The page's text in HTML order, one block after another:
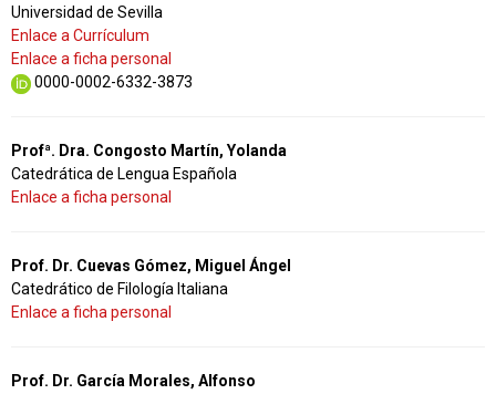
Universidad de Sevilla
Enlace a Currículum
Enlace a ficha personal
0000-0002-6332-3873
Profª. Dra. Congosto Martín, Yolanda
Catedrática de Lengua Española
Enlace a ficha personal
Prof. Dr. Cuevas Gómez, Miguel Ángel
Catedrático de Filología Italiana
Enlace a ficha personal
Prof. Dr. García Morales, Alfonso